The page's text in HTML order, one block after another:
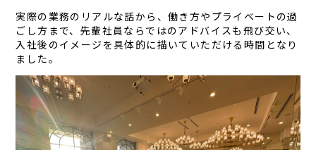
実際の業務のリアルな話から、働き方やプライベートの過
ごし方まで、先輩社員ならではのアドバイスも飛び交い、
入社後のイメージを具体的に描いていただける時間となり
ました。